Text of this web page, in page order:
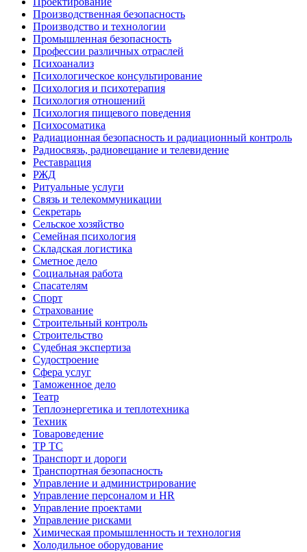
Производственная безопасность
Производство и технологии
Промышленная безопасность
Профессии различных отраслей
Психоанализ
Психологическое консультирование
Психология и психотерапия
Психология отношений
Психология пищевого поведения
Психосоматика
Радиационная безопасность и радиационный контроль
Радиосвязь, радиовещание и телевидение
Реставрация
РЖД
Ритуальные услуги
Связь и телекоммуникации
Секретарь
Сельское хозяйство
Семейная психология
Складская логистика
Сметное дело
Социальная работа
Спасателям
Спорт
Страхование
Строительный контроль
Строительство
Судебная экспертиза
Судостроение
Сфера услуг
Таможенное дело
Театр
Теплоэнергетика и теплотехника
Техник
Товароведение
ТР ТС
Транспорт и дороги
Транспортная безопасность
Управление и администрирование
Управление персоналом и HR
Управление проектами
Управление рисками
Химическая промышленность и технология
Холодильное оборудование